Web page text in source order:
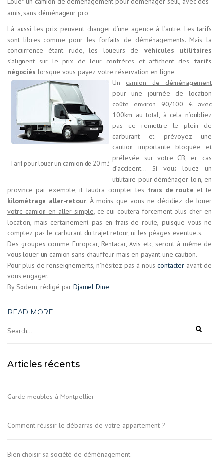
amis, sans déménageur pro
Là aussi les prix peuvent changer d’une agence à l’autre. Les tarifs
sont libres comme pour les forfaits de déménagements. Mais la
concurrence étant rude, les loueurs de véhicules utilitaires
s’alignent sur le prix de leur confrères et affichent des tarifs
négociés lorsque vous payez votre réservation en ligne.
Tarif pour louer un camion de 20 m3
Un camion de déménagement
pour une journée de location
coûte environ 90/100 € avec
100km au total, à cela n’oubliez
pas de remettre le plein de
carburant et prévoyez une
caution importante bloquée et
prélevée sur votre CB, en cas
d’accident… Si vous louez un
utilitaire pour déménager loin, en
province par exemple, il faudra compter les frais de route et le
kilométrage aller-retour. À moins que vous ne décidiez de louer
votre camion en aller simple , ce qui coutera forcement plus cher en
location, mais certainement pas en frais de route, puisque vous ne
comptez pas le carburant du trajet retour, ni les péages éventuels.
Des groupes comme Europcar, Rentacar, Avis etc, seront à même de
vous louer un camion sans chauffeur mais en payant une caution.
Pour plus de renseignements, n’hésitez pas à nous contacter avant de
vous engager.
By Sodem, rédigé par Djamel Dine
READ MORE
Articles récents
Garde meubles à Montpellier
Comment réussir le débarras de votre appartement ?
Bien choisir sa société de déménagement